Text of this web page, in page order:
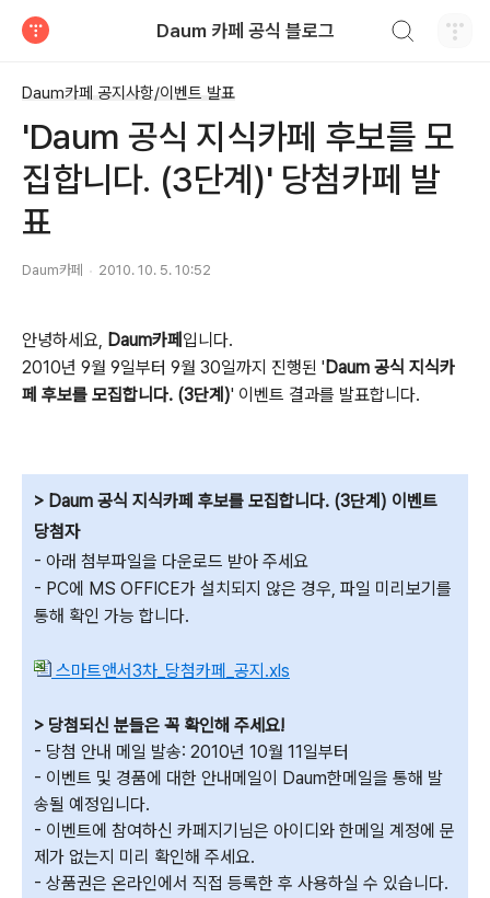
Daum 카페 공식 블로그
Daum카페 공지사항/이벤트 발표
'Daum 공식 지식카페 후보를 모
집합니다. (3단계)' 당첨카페 발
표
Daum카페 2010. 10. 5. 10:52
안녕하세요, Daum카페 입니다.
2010년 9월 9일부터 9월 30일까지 진행된 ' Daum 공식 지식카
페 후보를 모집합니다. (3단계)' 이벤트 결과를 발표합니다.
> Daum 공식 지식카페 후보를 모집합니다. (3단계) 이벤트
당첨자
- 아래 첨부파일을 다운로드 받아 주세요
- PC에 MS OFFICE가 설치되지 않은 경우, 파일 미리보기를
통해 확인 가능 합니다.
스마트앤서3차_당첨카페_공지.xls
> 당첨되신 분들은 꼭 확인해 주세요!
- 당첨 안내 메일 발송: 2010년 10월 11일부터
- 이벤트 및 경품에 대한 안내메일이 Daum한메일을 통해 발
송될 예정입니다.
- 이벤트에 참여하신 카페지기님은 아이디와 한메일 계정에 문
제가 없는지 미리 확인해 주세요.
- 상품권은 온라인에서 직접 등록한 후 사용하실 수 있습니다.